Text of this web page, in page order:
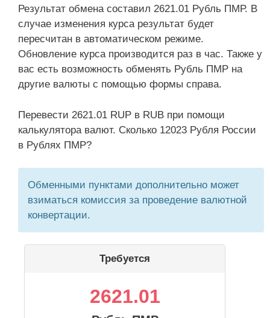
Результат обмена составил 2621.01 Рубль ПМР. В
случае изменения курса результат будет
пересчитан в автоматическом режиме.
Обновление курса производится раз в час. Также у
вас есть возможность обменять Рубль ПМР на
другие валюты с помощью формы справа.
Перевести 2621.01 RUP в RUB при помощи
калькулятора валют. Сколько 12023 Рубля России
в Рублях ПМР?
Обменными пунктами дополнительно может
взиматься комиссия за проведение валютной
конвертации.
Требуется
2621.01